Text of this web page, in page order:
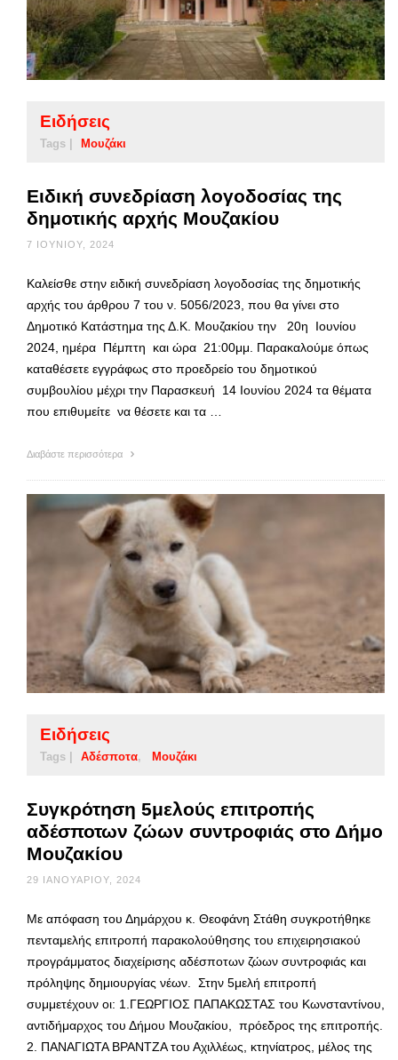
Ειδήσεις
Tags | Μουζάκι
Ειδική συνεδρίαση λογοδοσίας της
δημοτικής αρχής Μουζακίου
7 ΙΟΥΝΊΟΥ, 2024
Καλείσθε στην ειδική συνεδρίαση λογοδοσίας της δημοτικής
αρχής του άρθρου 7 του ν. 5056/2023, που θα γίνει στο
Δημοτικό Κατάστημα της Δ.Κ. Μουζακίου την 20η Ιουνίου
2024, ημέρα Πέμπτη και ώρα 21:00μμ. Παρακαλούμε όπως
καταθέσετε εγγράφως στο προεδρείο του δημοτικού
συμβουλίου μέχρι την Παρασκευή 14 Ιουνίου 2024 τα θέματα
που επιθυμείτε να θέσετε και τα …
Διαβάστε περισσότερα
Ειδήσεις
Tags | Αδέσποτα Μουζάκι
Συγκρότηση 5μελούς επιτροπής
αδέσποτων ζώων συντροφιάς στο Δήμο
Μουζακίου
29 ΙΑΝΟΥΑΡΊΟΥ, 2024
Με απόφαση του Δημάρχου κ. Θεοφάνη Στάθη συγκροτήθηκε
πενταμελής επιτροπή παρακολούθησης του επιχειρησιακού
προγράμματος διαχείρισης αδέσποτων ζώων συντροφιάς και
πρόληψης δημιουργίας νέων. Στην 5μελή επιτροπή
συμμετέχουν οι: 1.ΓΕΩΡΓΙΟΣ ΠΑΠΑΚΩΣΤΑΣ του Κωνσταντίνου,
αντιδήμαρχος του Δήμου Μουζακίου, πρόεδρος της επιτροπής.
2. ΠΑΝΑΓΙΩΤΑ ΒΡΑΝΤΖΑ του Αχιλλέως, κτηνίατρος, μέλος της